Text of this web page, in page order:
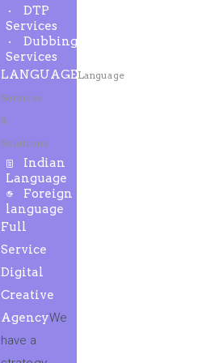
DTP
Services
Dubbing
Services
LANGUAGELanguage
Services
&
Solutions
Indian
Language
Foreign
language
Full
Service
Digital
Creative
AgencyWe
have a